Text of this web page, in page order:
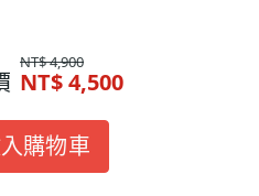
NT$ 4,900
NT$ 4,500
購物車